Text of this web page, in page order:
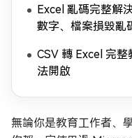
Excel 亂碼完整解
數字、檔案損毀亂
CSV 轉 Excel 完
法開啟
無論你是教育工作者、